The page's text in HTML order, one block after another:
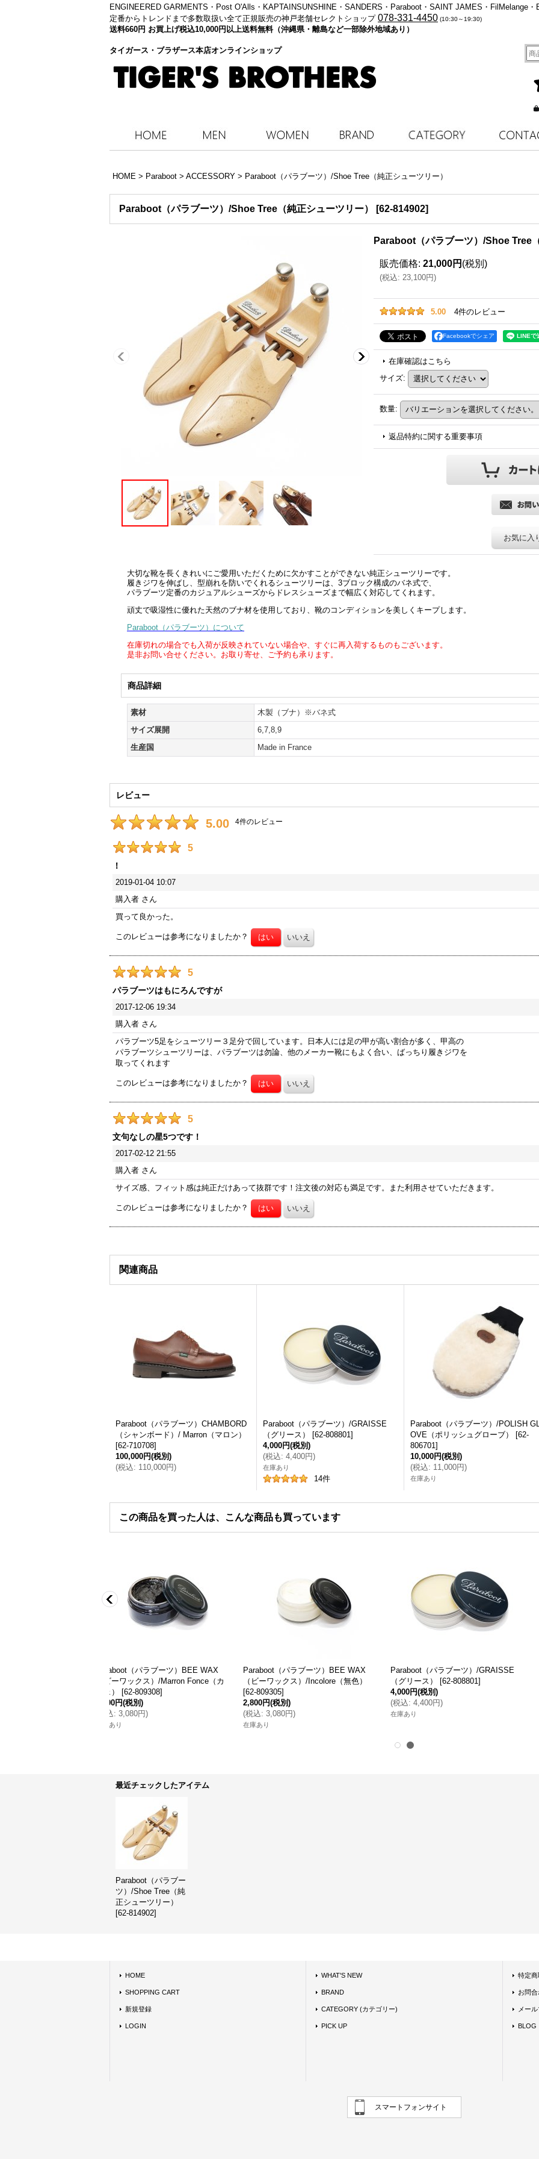
ENGINEERED GARMENTS・ Post O'Alls・KAPTAINSUNSHINE・SANDERS・Paraboot・SAINT JAMES・FilMelange・
定番からトレンドまで多数取扱い全て正規販売の神戸老舗セレクトショップ 078-331-4450 (10:30～19:30)
送料660円 お買上げ税込10,000円以上送料無料（沖縄県・離島など一部除外地域あり）
タイガース・ブラザース本店オンラインショップ
HOME > Paraboot > ACCESSORY > Paraboot（パラブーツ）/Shoe Tree（純正シューツリー）
Paraboot（パラブーツ）/Shoe Tree（純正シューツリー） [62-814902]
Paraboot（パラブーツ）/Shoe Tree
販売価格: 21,000円 (税別)
(税込: 23,100円)
5.00 4件のレビュー
Facebookでシェア
在庫確認はこちら
サイズ:
数量:
返品特約に関する重要事項
お気に入
大切な靴を長くきれいにご愛用いただくために欠かすことができない純正シューツリーです。
履きジワを伸ばし、型崩れを防いでくれるシューツリーは、3ブロック構成のバネ式で、
パラブーツ定番のカジュアルシューズからドレスシューズまで幅広く対応してくれます。
頑丈で吸湿性に優れた天然のブナ材を使用しており、靴のコンディションを美しくキープします。
Paraboot（パラブーツ）について
在庫切れの場合でも入荷が反映されていない場合や、すぐに再入荷するものもございます。
是非お問い合せください。お取り寄せ、ご予約も承ります。
商品詳細
素材
木製（ブナ）※バネ式
サイズ展開
6,7,8,9
生産国
Made in France
レビュー
5.00 4件のレビュー
5
！
2019-01-04 10:07
購入者 さん
買って良かった。
このレビューは参考になりましたか？
5
パラブーツはもにろんですが
2017-12-06 19:34
購入者 さん
パラブーツ5足をシューツリー３足分で回しています。日本人には足の甲が高い割合が多く、甲高の
パラブーツシューツリーは、パラブーツは勿論、他のメーカー靴にもよく合い、ばっちり履きジワを
取ってくれます
このレビューは参考になりましたか？
5
文句なしの星5つです！
2017-02-12 21:55
購入者 さん
サイズ感、フィット感は純正だけあって抜群です！注文後の対応も満足です。また利用させていただきます。
このレビューは参考になりましたか？
関連商品
Paraboot（パラブーツ）CHAMBORD
（シャンボード）/ Marron（マロン）
[62-710708]
100,000円(税別)
(税込: 110,000円)
Paraboot（パラブーツ）/GRAISSE
（グリース）
[62-808801]
4,000円(税別)
(税込: 4,400円)
在庫あり
14件
Paraboot（パラブーツ）/POLISH
OVE（ポリッシュグローブ）
[62-
806701]
10,000円(税別)
(税込: 11,000円)
在庫あり
この商品を買った人は、こんな商品も買っています
Paraboot（パラブーツ）/GRAISSE
（グリース） [62-808801]
4,000円(税別)
(税込: 4,400円
在庫あり
最近チェックしたアイテム
Paraboot（パラブー
ツ）/Shoe Tree（純
正シューツリー）
[62-814902]
HOME
SHOPPING CART
新規登録
LOGIN
WHAT'S NEW
BRAND
CATEGORY (カテゴリー)
PICK UP
特定
お問
メー
BLOG
スマートフォンサイト